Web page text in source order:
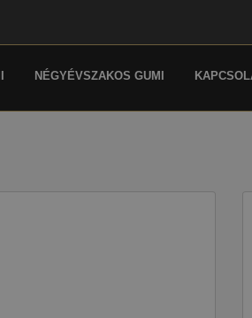
NÉGYÉVSZAKOS GUMI